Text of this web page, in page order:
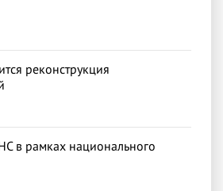
реконструкция
в рамках национального